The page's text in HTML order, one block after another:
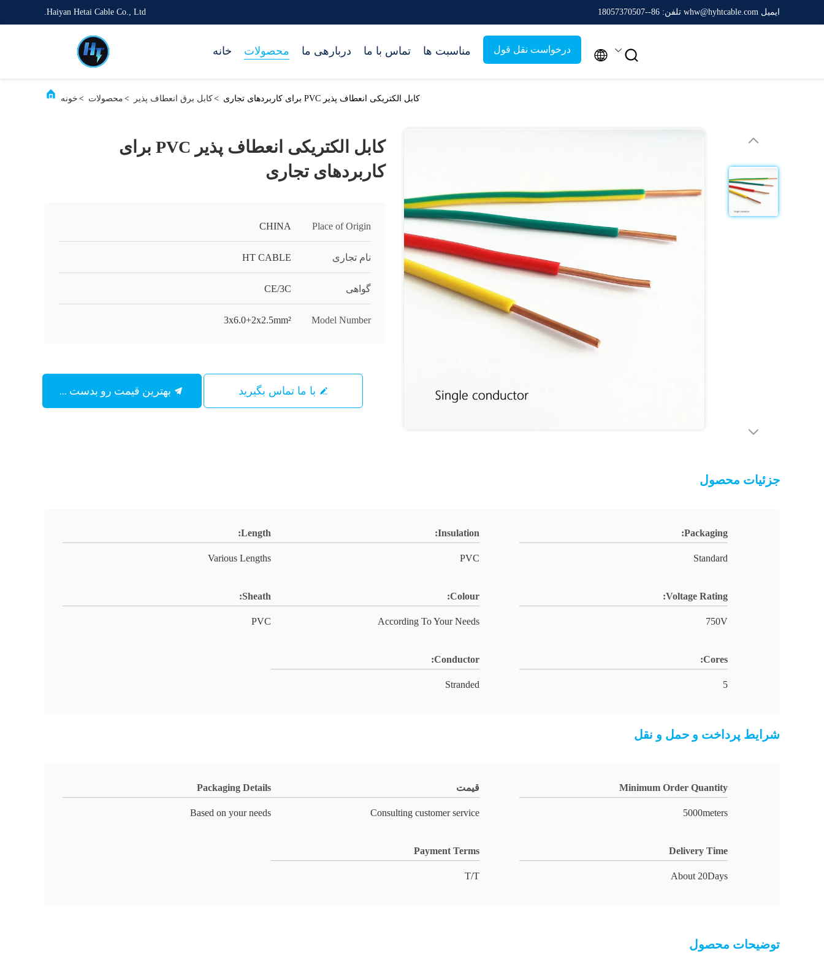
Haiyan Hetai Cable Co., Ltd. ایمیل whw@hyhtcable.com تلفن: 86--18057370507
خانه محصولات دربارهی ما تماس با ما مناسبت ها درخواست نقل قول  
خونه > محصولات > کابل برق انعطاف پذیر> کابل الکتریکی انعطاف پذیر PVC برای کاربردهای تجاری
کابل الکتریکی انعطاف پذیر PVC برای
کاربردهای تجاری
Place of Origin
CHINA
نام تجاری HT CABLE
گواهی CE/3C
Model Number
3x6.0+2x2.5mm²
با ما تماس بگیرید
جزئیات محصول
Packaging:
Standard
Insulation:
PVC
Length:
Various Lengths
Voltage Rating:
750V
Colour:
According To Your Needs
Sheath:
PVC
Cores:
5
Conductor:
Stranded
شرایط پرداخت و حمل و نقل
Minimum Order Quantity
5000meters
قیمت
Consulting customer service
Packaging Details
Based on your needs
Delivery Time
About 20Days
Payment Terms
T/T
توضیحات محصول